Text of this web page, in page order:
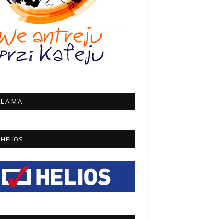
A M A